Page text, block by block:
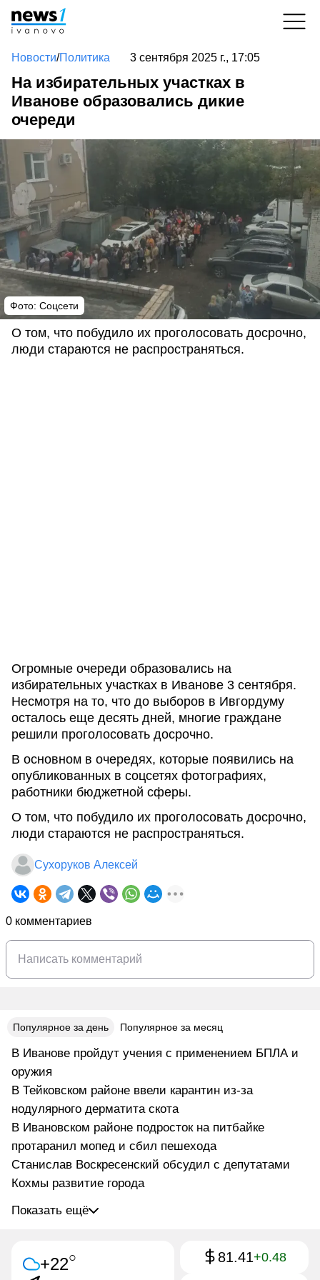
Новости/Политика 3 сентября 2025 г., 17:05
На избирательных участках в
Иванове образовались дикие
очереди
Фото: Соцсети
О том, что побудило их проголосовать досрочно,
люди стараются не распространяться.
Огромные очереди образовались на
избирательных участках в Иванове 3 сентября.
Несмотря на то, что до выборов в Ивгордуму
осталось еще десять дней, многие граждане
решили проголосовать досрочно.
В основном в очередях, которые появились на
опубликованных в соцсетях фотографиях,
работники бюджетной сферы.
О том, что побудило их проголосовать досрочно,
люди стараются не распространяться.
Сухоруков Алексей
0 комментариев
Популярное за день Популярное за месяц
В Иванове пройдут учения с применением БПЛА и
оружия
В Тейковском районе ввели карантин из-за
нодулярного дерматита скота
В Ивановском районе подросток на питбайке
протаранил мопед и сбил пешехода
Станислав Воскресенский обсудил с депутатами
Кохмы развитие города
Показать ещё
+22○ 81.41+0.48